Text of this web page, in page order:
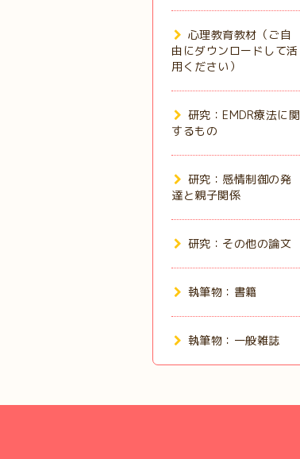
心理教育教材（ご自
由にダウンロードして活
用ください）
研究：EMDR療法に関
するもの
研究：感情制御の発
達と親子関係
研究：その他の論文
執筆物：書籍
執筆物：一般雑誌